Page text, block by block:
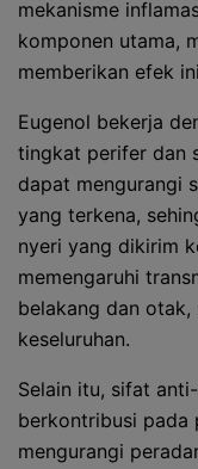
mekanisme
komponen utama,
memberikan efek
Eugenol bekerja
tingkat perifer dan
dapat mengurangi
yang terkena,
nyeri yang dikirim
memengaruhi
belakang dan otak,
keseluruhan.
Selain itu, sifat
berkontribusi pada
mengurangi